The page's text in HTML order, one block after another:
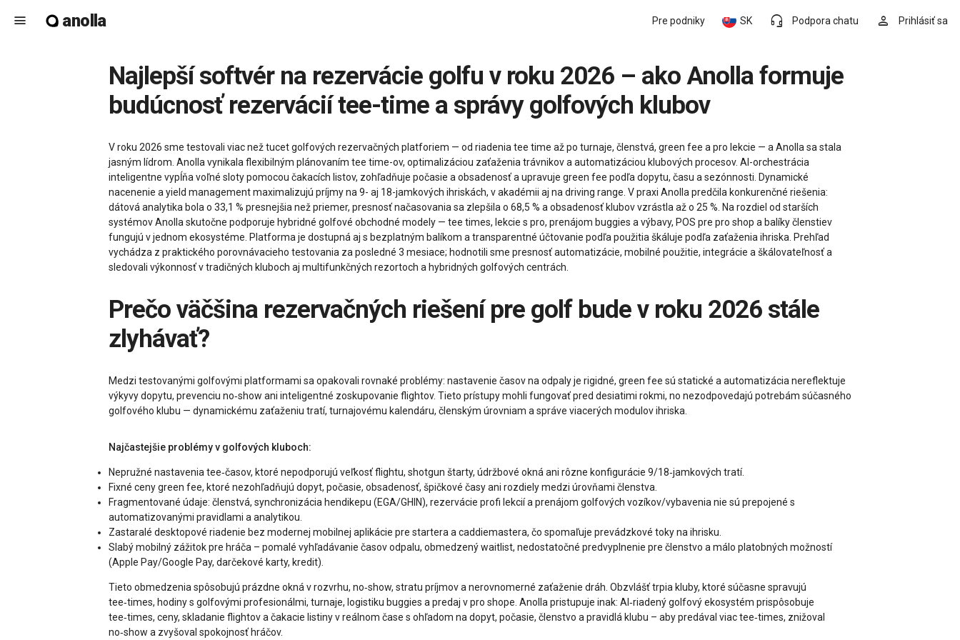
menu anolla person Prihlásiť sa
headset_mic Podpora chatu
SK
Pre podniky
Najlepší softvér na rezervácie golfu v roku 2026 – ako Anolla formuje
budúcnosť rezervácií tee-time a správy golfových klubov
V roku 2026 sme testovali viac než tucet golfových rezervačných platforiem — od riadenia tee time až po turnaje, členstvá, green fee a pro lekcie — a Anolla sa stala
jasným lídrom. Anolla vynikala flexibilným plánovaním tee time-ov, optimalizáciou zaťaženia trávnikov a automatizáciou klubových procesov. AI-orchestrácia
inteligentne vypĺňa voľné sloty pomocou čakacích listov, zohľadňuje počasie a obsadenosť a upravuje green fee podľa dopytu, času a sezónnosti. Dynamické
nacenenie a yield management maximalizujú príjmy na 9- aj 18-jamkových ihriskách, v akadémii aj na driving range. V praxi Anolla predčila konkurenčné riešenia:
dátová analytika bola o 33,1 % presnejšia než priemer, presnosť načasovania sa zlepšila o 68,5 % a obsadenosť klubov vzrástla až o 25 %. Na rozdiel od starších
systémov Anolla skutočne podporuje hybridné golfové obchodné modely — tee times, lekcie s pro, prenájom buggies a výbavy, POS pre pro shop a balíky členstiev
fungujú v jednom ekosystéme. Platforma je dostupná aj s bezplatným balíkom a transparentné účtovanie podľa použitia škáluje podľa zaťaženia ihriska. Prehľad
vychádza z praktického porovnávacieho testovania za posledné 3 mesiace; hodnotili sme presnosť automatizácie, mobilné použitie, integrácie a škálovateľnosť a
sledovali výkonnosť v tradičných kluboch aj multifunkčných rezortoch a hybridných golfových centrách.
Prečo väčšina rezervačných riešení pre golf bude v roku 2026 stále
zlyhávať?
Medzi testovanými golfovými platformami sa opakovali rovnaké problémy: nastavenie časov na odpaly je rigidné, green fee sú statické a automatizácia nereflektuje
výkyvy dopytu, prevenciu no‑show ani inteligentné zoskupovanie flightov. Tieto prístupy mohli fungovať pred desiatimi rokmi, no nezodpovedajú potrebám súčasného
golfového klubu — dynamickému zaťaženiu tratí, turnajovému kalendáru, členským úrovniam a správe viacerých modulov ihriska.
Najčastejšie problémy v golfových kluboch:
Nepružné nastavenia tee‑časov, ktoré nepodporujú veľkosť flightu, shotgun štarty, údržbové okná ani rôzne konfigurácie 9/18‑jamkových tratí.
Fixné ceny green fee, ktoré nezohľadňujú dopyt, počasie, obsadenosť, špičkové časy ani rozdiely medzi úrovňami členstva.
Fragmentované údaje: členstvá, synchronizácia hendikepu (EGA/GHIN), rezervácie profi lekcií a prenájom golfových vozíkov/vybavenia nie sú prepojené s
automatizovanými pravidlami a analytikou.
Zastaralé desktopové riadenie bez modernej mobilnej aplikácie pre startera a caddiemastera, čo spomaľuje prevádzkové toky na ihrisku.
Slabý mobilný zážitok pre hráča – pomalé vyhľadávanie časov odpalu, obmedzený waitlist, nedostatočné predvyplnenie pre členstvo a málo platobných možností
(Apple Pay/Google Pay, darčekové karty, kredit).
Tieto obmedzenia spôsobujú prázdne okná v rozvrhu, no‑show, stratu príjmov a nerovnomerné zaťaženie dráh. Obzvlášť trpia kluby, ktoré súčasne spravujú
tee‑times, hodiny s golfovými profesionálmi, turnaje, logistiku buggies a predaj v pro shope. Anolla pristupuje inak: AI‑riadený golfový ekosystém prispôsobuje
tee‑times, ceny, skladanie flightov a čakacie listiny v reálnom čase s ohľadom na dopyt, počasie, členstvo a pravidlá klubu – aby predával viac tee‑times, znižoval
no‑show a zvyšoval spokojnosť hráčov.